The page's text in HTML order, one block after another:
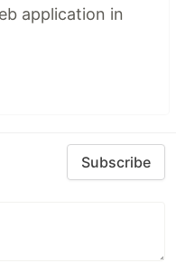
application in
Subscribe